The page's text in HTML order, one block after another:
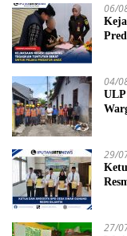
06/
04/
29/
27/